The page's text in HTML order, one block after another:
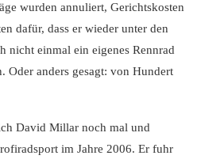
wurden annuliert, Gerichtskosten
dafür, dass er wieder unter den
nicht einmal ein eigenes Rennrad
Oder anders gesagt: von Hundert
David Millar noch mal und
im Jahre 2006. Er fuhr